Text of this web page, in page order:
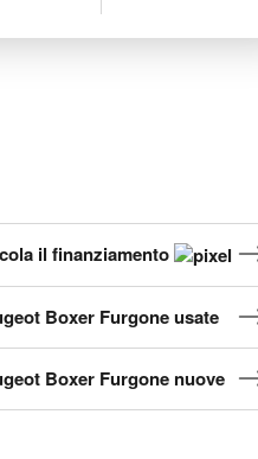
il finanziamento
Boxer Furgone usate
Boxer Furgone nuove